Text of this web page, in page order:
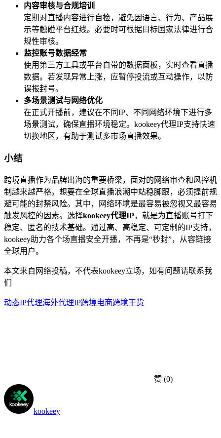
内容审核与合规培训
定期对直播内容进行自检，避免因语言、行为、产品展
示等触碰平台红线。必要时可根据目标国家法律进行合
规性审核。
监控账号数据经常
使用第三方工具或平台自带的数据面板，实时查看直播
数据。若发现异常上涨，应暂停投流或互动操作，以防
误报封号。
多场景测试与网络优化
在正式开播前，建议在不同IP、不同网络环境下进行多
场景测试，确保直播环境稳定。kookeey代理IP支持快速
切换地区，有助于测试多市场直播效果。
小结
跨境直播作为品牌出海的重要桥梁，面对的网络审查和风控机
制越来越严格。想要在全球直播浪潮中站稳脚跟，必须提前规
避可能的封禁风险。其中，网络环境是最容易被忽视又最容易
触发风控的因素。选择kookeey代理IP，就是为直播账号打下
稳定、匿名的技术基础。通过高、高稳定、可定制的IP支持，
kookeey助力各个场直播安全开播，不再是“秒封”，从容链接
全球用户。
本文来自网络投稿，不代表kookeey立场，如有问题请联系我
们
动态IP代理海外代理IP跨境电商跨境干货
赞 (0)
kookeey